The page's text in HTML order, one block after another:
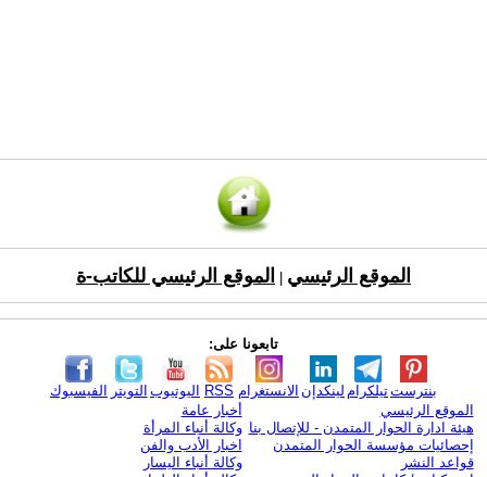
الموقع الرئيسي الموقع الرئيسي للكاتب-ة
تابعونا على:
الفيسبوك التويتر اليوتيوب RSS الانستغرام لينكدإن تيلكرامبنترست
الموقع الرئيسي
هيئة ادارة الحوار المتمدن - للإتصال بنا
إحصائيات مؤسسة الحوار المتمدن
قواعد النشر
أخبار عامة
وكالة أنباء المرأة
اخبار الأدب والفن
وكالة أنباء اليسار